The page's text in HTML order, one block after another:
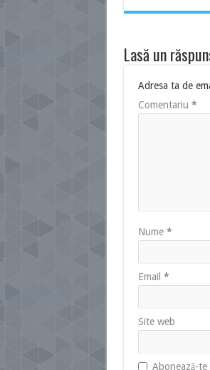
Lasă un
Adresa ta de
Comentariu *
Nume *
Email *
Site web
Abonează-